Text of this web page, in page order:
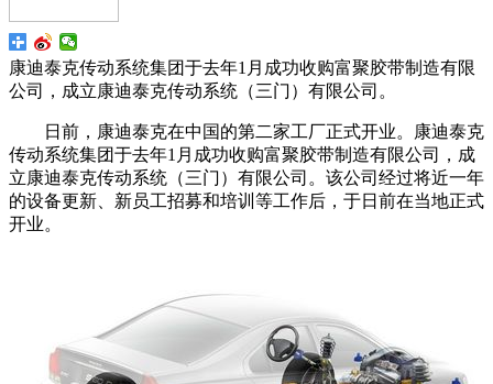
康迪泰克传动系统集团于去年1月成功收购富聚胶带制造有限
公司，成立康迪泰克传动系统（三门）有限公司。
日前，康迪泰克在中国的第二家工厂正式开业。康迪泰克
传动系统集团于去年1月成功收购富聚胶带制造有限公司，成
立康迪泰克传动系统（三门）有限公司。该公司经过将近一年
的设备更新、新员工招募和培训等工作后，于日前在当地正式
开业。